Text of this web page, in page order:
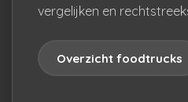
vergelijken en
Overzicht foodtrucks